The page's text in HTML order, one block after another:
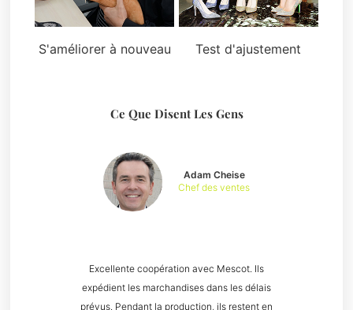
S'améliorer à nouveau Test d'ajustement
Ce Que Disent Les Gens
Excellente coopération avec Mescot. Ils
expédient les marchandises dans les délais
prévus. Pendant la production, ils restent en
Adam Cheise
Chef des ventes